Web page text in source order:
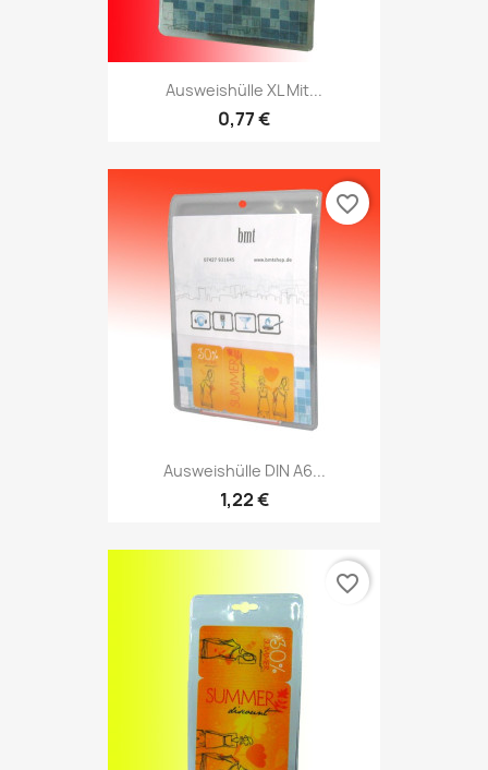
Ausweishülle XL Mit...
0,77 €
Ausweishülle DIN A6...
1,22 €
favorite_border
favorite_border